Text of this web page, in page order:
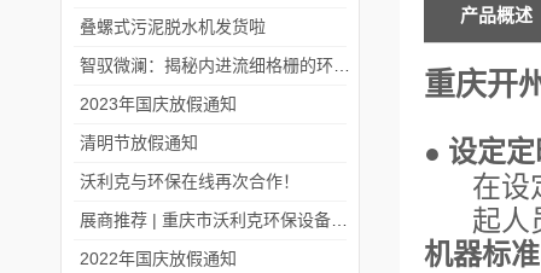
产品概述
重庆开
● 设定
在设
起人
机器标
叠螺式污泥脱水机发货啦
2023年国庆放假通知
清明节放假通知
沃利克与环保在线再次合作！
2022年国庆放假通知